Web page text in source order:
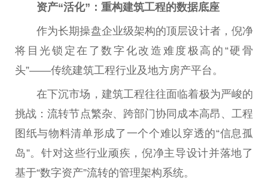
资产“活化”：重构建筑工程的数据底座
作为长期操盘企业级架构的顶层设计者，倪净
将目光锁定在了数字化改造难度极高的“硬骨
头”——传统建筑工程行业及地方房产平台。
在下沉市场，建筑工程往往面临着极为严峻的
挑战：流转节点繁杂、跨部门协同成本高昂、工程
图纸与物料清单形成了一个个难以穿透的“信息孤
岛”。针对这些行业顽疾，倪净主导设计并落地了
基于“数字资产”流转的管理架构系统。